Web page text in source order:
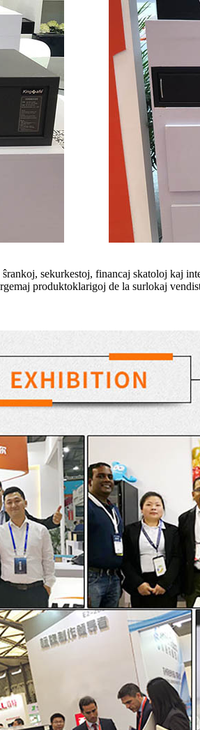
sekurkestoj, financaj skatoloj kaj
produktoklarigoj de la surlokaj